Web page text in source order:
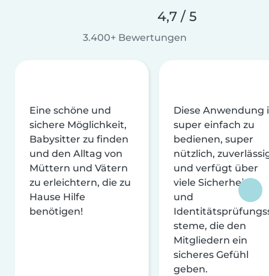
4,7 / 5
3.400+ Bewertungen
Eine schöne und
sichere Möglichkeit,
Babysitter zu finden
und den Alltag von
Müttern und Vätern
zu erleichtern, die zu
Hause Hilfe
benötigen!
Diese Anwendung
super einfach zu
bedienen, super
nützlich,
und verfügt über
viele Sicherheits-
und
steme, die den
Mitgliedern ein
sicheres Gefühl
geben.